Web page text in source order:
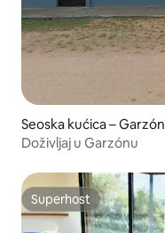
Seoska kućica – Garzón
Doživljaj u Garzónu
Superhost
Superhost